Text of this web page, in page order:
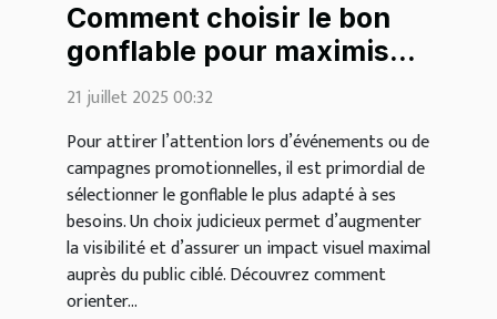
Comment choisir le bon
gonflable pour maximiser
votre visibilité?
21 juillet 2025 00:32
Pour attirer l’attention lors d’événements ou de
campagnes promotionnelles, il est primordial de
sélectionner le gonflable le plus adapté à ses
besoins. Un choix judicieux permet d’augmenter
la visibilité et d’assurer un impact visuel maximal
auprès du public ciblé. Découvrez comment
orienter...